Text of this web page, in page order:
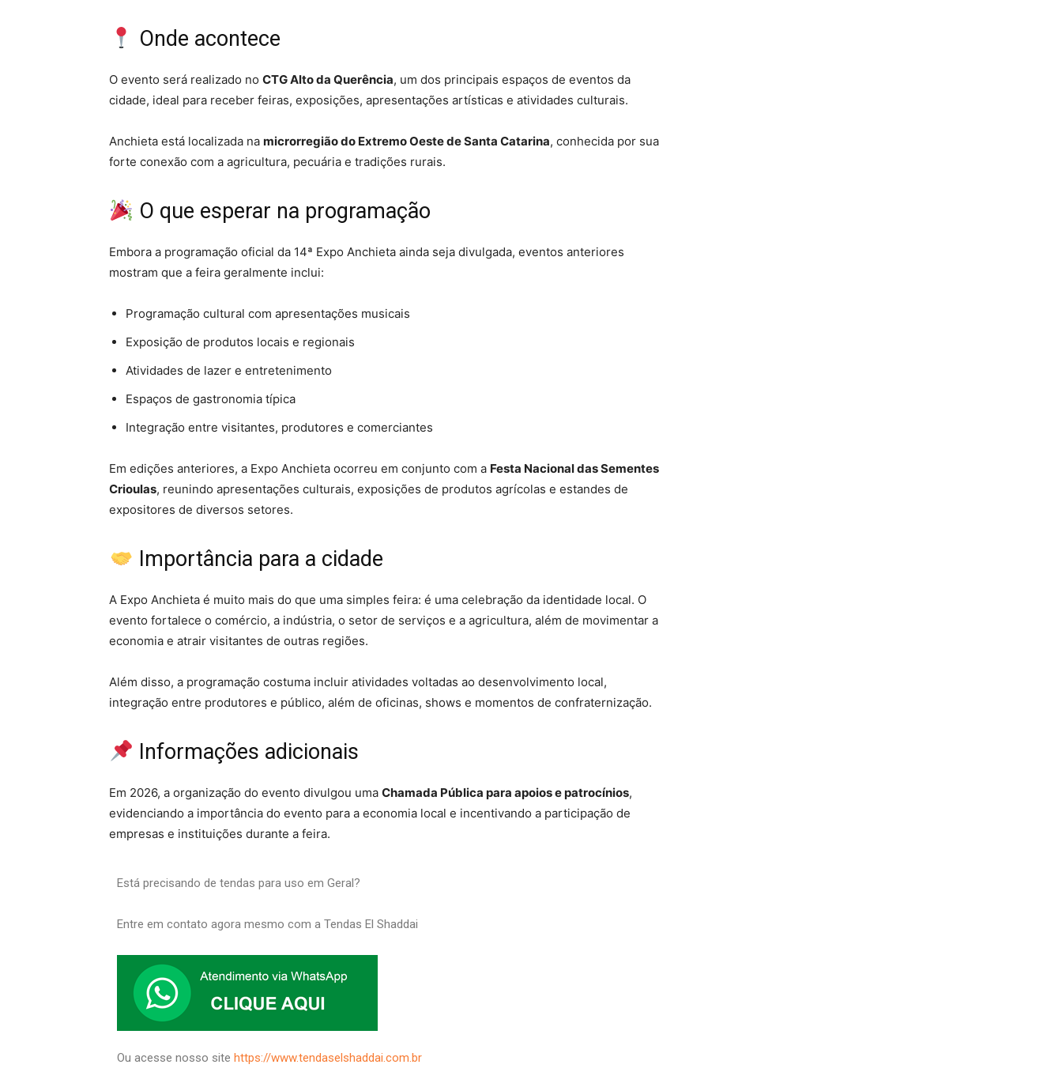
Onde acontece
O evento será realizado no CTG Alto da Querência, um dos principais espaços de eventos da
cidade, ideal para receber feiras, exposições, apresentações artísticas e atividades culturais.
Anchieta está localizada na microrregião do Extremo Oeste de Santa Catarina, conhecida por sua
forte conexão com a agricultura, pecuária e tradições rurais.
O que esperar na programação
Embora a programação oficial da 14ª Expo Anchieta ainda seja divulgada, eventos anteriores
mostram que a feira geralmente inclui:
Programação cultural com apresentações musicais
Exposição de produtos locais e regionais
Atividades de lazer e entretenimento
Espaços de gastronomia típica
Integração entre visitantes, produtores e comerciantes
Em edições anteriores, a Expo Anchieta ocorreu em conjunto com a Festa Nacional das Sementes
Crioulas, reunindo apresentações culturais, exposições de produtos agrícolas e estandes de
expositores de diversos setores.
Importância para a cidade
A Expo Anchieta é muito mais do que uma simples feira: é uma celebração da identidade local. O
evento fortalece o comércio, a indústria, o setor de serviços e a agricultura, além de movimentar a
economia e atrair visitantes de outras regiões.
Além disso, a programação costuma incluir atividades voltadas ao desenvolvimento local,
integração entre produtores e público, além de oficinas, shows e momentos de confraternização.
Informações adicionais
Em 2026, a organização do evento divulgou uma Chamada Pública para apoios e patrocínios,
evidenciando a importância do evento para a economia local e incentivando a participação de
empresas e instituições durante a feira.
Está precisando de tendas para uso em Geral?
Entre em contato agora mesmo com a Tendas El Shaddai
Ou acesse nosso site https://www.tendaselshaddai.com.br